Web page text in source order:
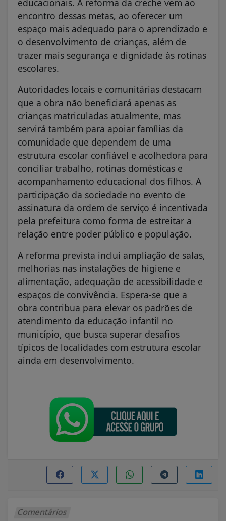
educacionais. A reforma da creche vem ao
encontro dessas metas, ao oferecer um
espaço mais adequado para o aprendizado e
o desenvolvimento de crianças, além de
trazer mais segurança e dignidade às rotinas
escolares.
Autoridades locais e comunitárias destacam
que a obra não beneficiará apenas as
crianças matriculadas atualmente, mas
servirá também para apoiar famílias da
comunidade que dependem de uma
estrutura escolar confiável e acolhedora para
conciliar trabalho, rotinas domésticas e
acompanhamento educacional dos filhos. A
participação da sociedade no evento de
assinatura da ordem de serviço é incentivada
pela prefeitura como forma de estreitar a
relação entre poder público e população.
A reforma prevista inclui ampliação de salas,
melhorias nas instalações de higiene e
alimentação, adequação de acessibilidade e
espaços de convivência. Espera-se que a
obra contribua para elevar os padrões de
atendimento da educação infantil no
município, que busca superar desafios
típicos de localidades com estrutura escolar
ainda em desenvolvimento.
Comentários